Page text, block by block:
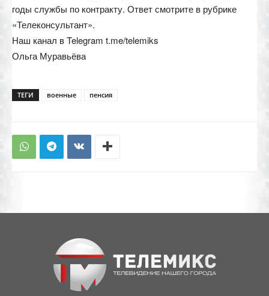
годы службы по контракту. Ответ смотрите в рубрике
«Телеконсультант».
Наш канал в Telegram t.me/telemiks
Ольга Муравьёва
ТЕГИ военные пенсия